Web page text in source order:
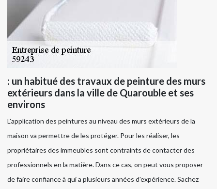
: un habitué des travaux de peinture des murs
extérieurs dans la ville de Quarouble et ses
environs
L'application des peintures au niveau des murs extérieurs de la
maison va permettre de les protéger. Pour les réaliser, les
propriétaires des immeubles sont contraints de contacter des
professionnels en la matière. Dans ce cas, on peut vous proposer
de faire confiance à qui a plusieurs années d'expérience. Sachez